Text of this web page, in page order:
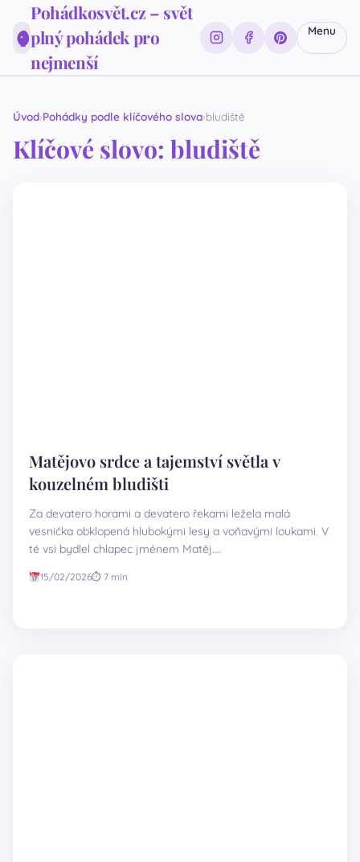
Pohádkosvět.cz – svět
plný pohádek pro
nejmenší
Menu
Úvod Pohádky podle klíčového slova bludiště
Klíčové slovo: bludiště
Matějovo srdce a tajemství světla v
kouzelném bludišti
Za devatero horami a devatero řekami ležela malá
vesnička obklopená hlubokými lesy a voňavými loukami. V
té vsi bydlel chlapec jménem Matěj.…
15/02/2026⏱ 7 min